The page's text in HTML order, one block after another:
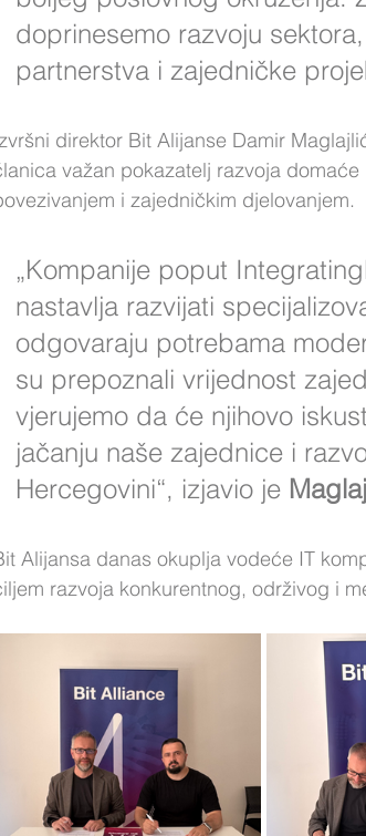
doprinesemo razvoju
partnerstva i zajedničke
direktor Bit Alijanse Damir
važan pokazatelj razvoja
i zajedničkim djelovanjem.
„Kompanije poput
nastavlja razvijati
odgovaraju potrebama
su prepoznali vrijednost
vjerujemo da će njihovo
jačanju naše zajednice i
Hercegovini“, izjavio je
Alijansa danas okuplja vodeće IT
razvoja konkurentnog, održivog i